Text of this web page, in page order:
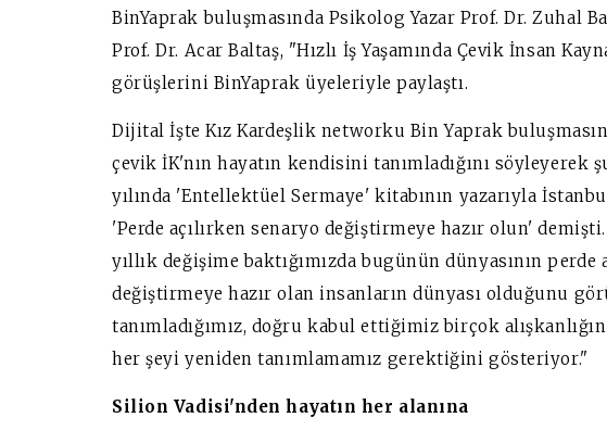
BinYaprak buluşmasında Psikolog Yazar Prof. Dr. Zuhal
Prof. Dr. Acar Baltaş, "Hızlı İş Yaşamında Çevik İnsan
görüşlerini BinYaprak üyeleriyle paylaştı.
Dijital İşte Kız Kardeşlik networku Bin Yaprak
çevik İK'nın hayatın kendisini tanımladığını söyleyerek
yılında 'Entellektüel Sermaye' kitabının yazarıyla
'Perde açılırken senaryo değiştirmeye hazır olun'
yıllık değişime baktığımızda bugünün dünyasının perde
değiştirmeye hazır olan insanların dünyası olduğunu
tanımladığımız, doğru kabul ettiğimiz birçok
her şeyi yeniden tanımlamamız gerektiğini gösteriyor."
Silion Vadisi'nden hayatın her alanına